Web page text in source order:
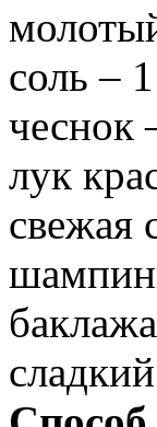
соль –
чеснок
лук
свежая